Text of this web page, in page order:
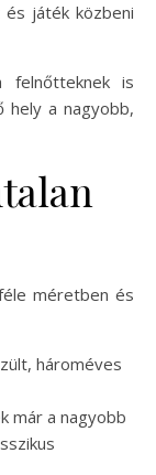
játék közbeni
felnőtteknek is
hely a nagyobb,
méretben és
hároméves
már a nagyobb